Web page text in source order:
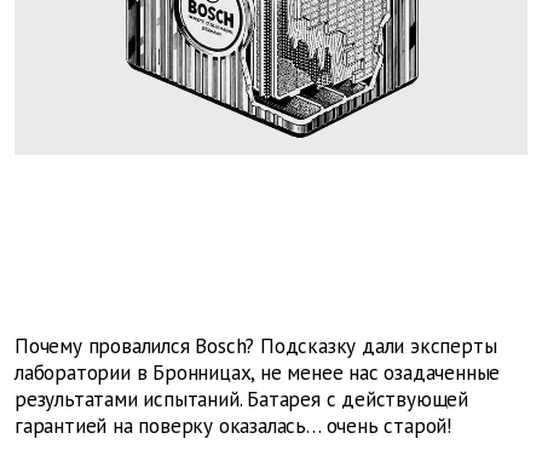
Почему провалился Bosch? Подсказку дали эксперты
лаборатории в Бронницах, не менее нас озадаченные
результатами испытаний. Батарея с действующей
гарантией на поверку оказалась… очень старой!